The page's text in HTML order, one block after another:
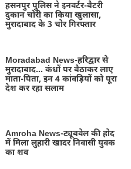
हसनपुर पुलिस ने इनवर्टर-बैटरी
दुकान चोरी का किया खुलासा,
मुरादाबाद के 3 चोर गिरफ्तार
Moradabad News-हरिद्वार से
मुरादाबाद… कंधों पर बैठाकर लाए
माता-पिता, इन 4 कांवड़ियों को पूरा
देश कर रहा सलाम
Amroha News-ट्यूबवेल की होद
में मिला लुहारी खादर निवासी युवक
का शव